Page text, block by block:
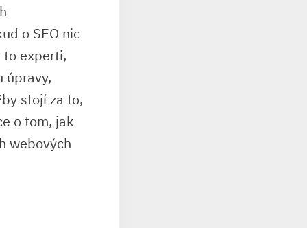
o SEO nic
to experti,
úpravy,
stojí za to,
o tom, jak
webových